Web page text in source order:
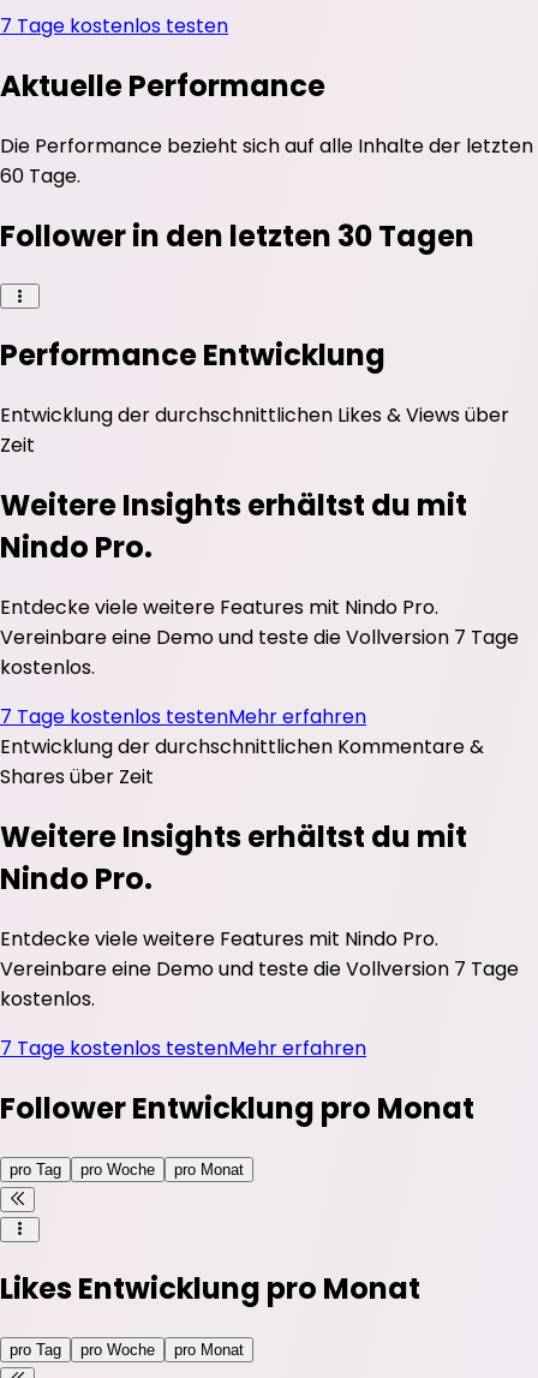
7 Tage kostenlos testen
Aktuelle Performance
Die Performance bezieht sich auf alle Inhalte der letzten
60 Tage.
Follower in den letzten 30 Tagen
Performance Entwicklung
Entwicklung der durchschnittlichen Likes&Viewsüber
Zeit
Weitere Insights erhältst du mit
Nindo Pro.
Entdecke viele weitere Features mit Nindo Pro.
Vereinbare eine Demo und teste die Vollversion 7 Tage
kostenlos.
7 Tage kostenlos testenMehr erfahren
Entwicklung der durchschnittlichen Kommentare&
Sharesüber Zeit
Weitere Insights erhältst du mit
Nindo Pro.
Entdecke viele weitere Features mit Nindo Pro.
Vereinbare eine Demo und teste die Vollversion 7 Tage
kostenlos.
7 Tage kostenlos testenMehr erfahren
Follower Entwicklung pro Monat
pro Tag pro Woche pro Monat
Likes Entwicklung pro Monat
pro Tag pro Woche pro Monat